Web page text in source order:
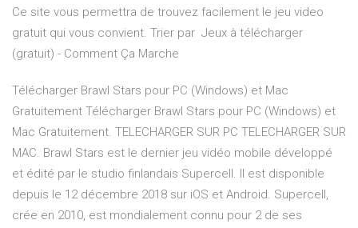
Ce site vous permettra de trouvez facilement le jeu video
gratuit qui vous convient. Trier par Jeux à télécharger
(gratuit) - Comment Ça Marche
Télécharger Brawl Stars pour PC (Windows) et Mac
Gratuitement Télécharger Brawl Stars pour PC (Windows) et
Mac Gratuitement. TELECHARGER SUR PC TELECHARGER SUR
MAC. Brawl Stars est le dernier jeu vidéo mobile développé
et édité par le studio finlandais Supercell. Il est disponible
depuis le 12 décembre 2018 sur iOS et Android. Supercell,
crée en 2010, est mondialement connu pour 2 de ses